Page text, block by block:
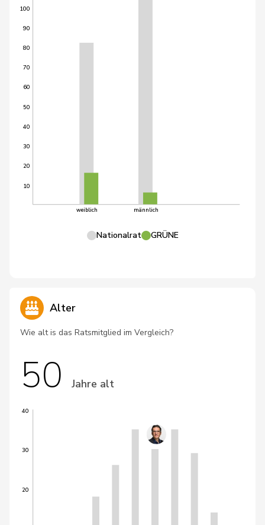
10
20
30
40
50
60
70
80
90
100
weiblich männlich
Nationalrat GRÜNE
Alter
Wie alt is das Ratsmitglied im Vergleich?
50 Jahre alt
20
30
40